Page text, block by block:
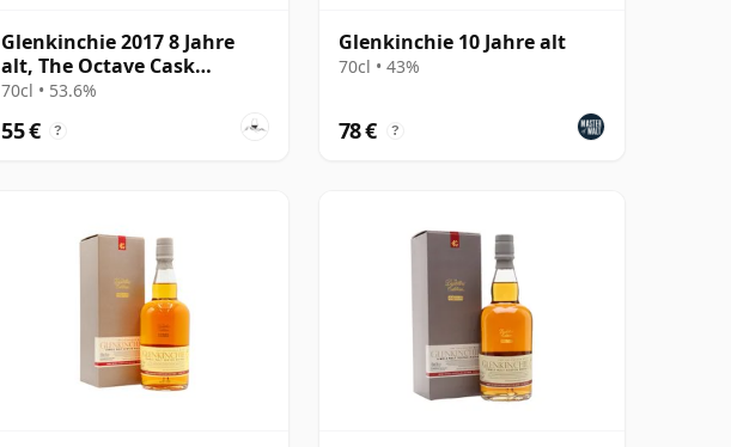
Glenkinchie 2017 8 Jahre
alt, The Octave Cask
#12351673
70cl • 53.6%
55 € ?
Glenkinchie 10 Jahre alt
70cl • 43%
78 € ?